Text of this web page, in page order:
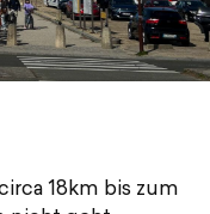
18km bis zum